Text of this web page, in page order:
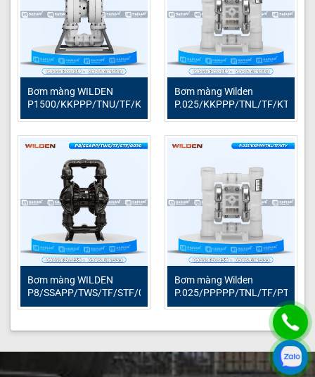
Tiktok: Hải Nam Pump – Bơm công nghiệp
Youtube:Hải Nam Technology Youtube
Bơm màng giá rẻ
Bơm màng Wilden chính hãng
Phụ tùng máy bơm màng
Bơm màng WILDEN
P1500/KKPPP/TNU/TF/KTV
Bơm màng Wilden
P.025/KKPPP/TNL/TF/KTV
Bơm màng WILDEN
P8/SSAPP/TWS/TF/STF/0070
Bơm màng Wilden
P.025/PPPPP/TNL/TF/PTV